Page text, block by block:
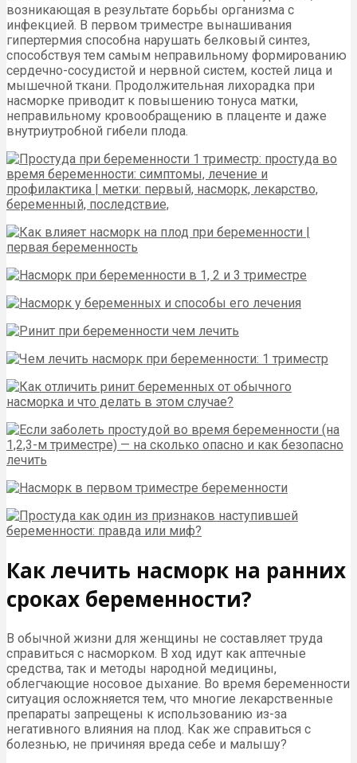
возникающая в результате борьбы организма с
инфекцией. В первом триместре вынашивания
гипертермия способна нарушать белковый синтез,
способствуя тем самым неправильному формированию
сердечно-сосудистой и нервной систем, костей лица и
мышечной ткани. Продолжительная лихорадка при
насморке приводит к повышению тонуса матки,
неправильному кровообращению в плаценте и даже
внутриутробной гибели плода.
Как лечить насморк на ранних
сроках беременности?
В обычной жизни для женщины не составляет труда
справиться с насморком. В ход идут как аптечные
средства, так и методы народной медицины,
облегчающие носовое дыхание. Во время беременности
ситуация осложняется тем, что многие лекарственные
препараты запрещены к использованию из-за
негативного влияния на плод. Как же справиться с
болезнью, не причиняя вреда себе и малышу?